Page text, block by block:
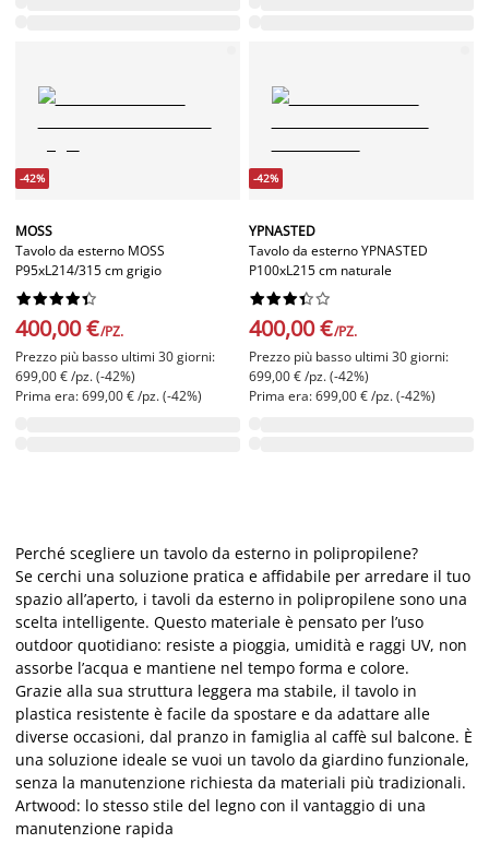
-42%
MOSS
Tavolo da esterno MOSS
P95xL214/315 cm grigio






400,00 €/PZ.
Prezzo più basso ultimi 30 giorni:
699,00 € /pz. (-42%)
Prima era: 699,00 € /pz. (-42%)
-42%
YPNASTED
Tavolo da esterno YPNASTED
P100xL215 cm naturale






400,00 €/PZ.
Prezzo più basso ultimi 30 giorni:
699,00 € /pz. (-42%)
Prima era: 699,00 € /pz. (-42%)
Perché scegliere un tavolo da esterno in polipropilene?
Se cerchi una soluzione pratica e affidabile per arredare il tuo
spazio all’aperto, i tavoli da esterno in polipropilene sono una
scelta intelligente. Questo materiale è pensato per l’uso
outdoor quotidiano: resiste a pioggia, umidità e raggi UV, non
assorbe l’acqua e mantiene nel tempo forma e colore.
Grazie alla sua struttura leggera ma stabile, il tavolo in
plastica resistente è facile da spostare e da adattare alle
diverse occasioni, dal pranzo in famiglia al caffè sul balcone. È
una soluzione ideale se vuoi un tavolo da giardino funzionale,
senza la manutenzione richiesta da materiali più tradizionali.
Artwood: lo stesso stile del legno con il vantaggio di una
manutenzione rapida